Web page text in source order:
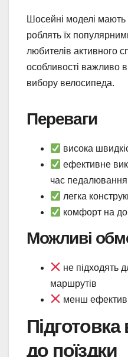
Шосейні моделі мають
роблять їх
любителів активного
особливості важливо
вибору велосипеда.
Переваги
висока
ефективне
час педалювання
легка
комфорт на
Можливі
не підходять
маршрутів
менш
до поїздки